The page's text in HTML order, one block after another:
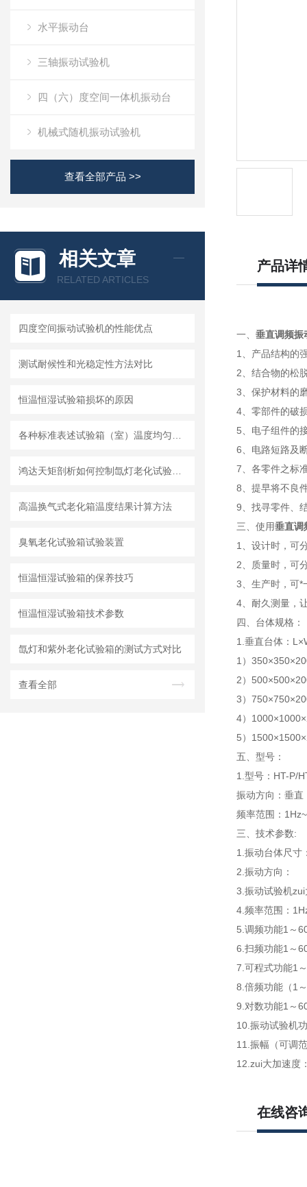
水平振动台
三轴振动试验机
四（六）度空间一体机振动台
机械式随机振动试验机
查看全部产品 >>
相关文章
RELATED ARTICLES
四度空间振动试验机的性能优点
测试耐候性和光稳定性方法对比
恒温恒湿试验箱损坏的原因
高温换气式老化箱温度结果计算方法
臭氧老化试验箱试验装置
恒温恒湿试验箱的保养技巧
恒温恒湿试验箱技术参数
氙灯和紫外老化试验箱的测试方式对比
查看全部
产品详
一、 垂直调频振
1、产品结构的
2、结合物的松
3、保护材料的
4、零部件的破
5、电子组件的
6、电路短路及
7、各零件之标
8、提早将不良
9、找寻零件、
三、使用垂直调
1、设计时，可
2、质量时，可
3、生产时，可*
4、耐久测量，
四、 台体规格：
1.垂直台体：
1）
2）
3）
4）
5）
五、型号：
1.型号：HT-P/
振动方向：垂直
频率范围：
三、技术参数:
1.振动台体尺寸
2.振动方向：
3.振动试验机
4.频率范围：
5.调频功能1～
6.扫频功能1～
7.可程式功能1
8.倍频功能（1
9.对数功能1～
10.振动试验机
11.振幅（可调
12.zui大加速度
在线咨